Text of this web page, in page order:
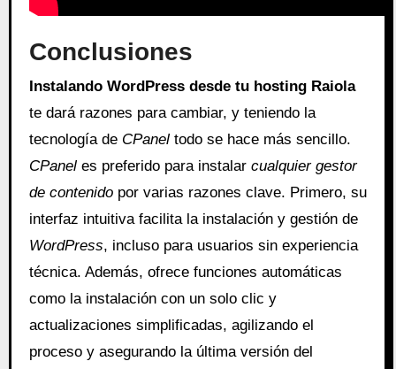
Conclusiones
Instalando WordPress desde tu hosting Raiola
te dará razones para cambiar, y teniendo la
tecnología de CPaneltodo se hace más sencillo.
CPaneles preferido para instalar cualquier gestor
de contenidopor varias razones clave. Primero, su
interfaz intuitiva facilita la instalación y gestión de
WordPress, incluso para usuarios sin experiencia
técnica. Además, ofrece funciones automáticas
como la instalación con un solo clic y
actualizaciones simplificadas, agilizando el
proceso y asegurando la última versión del